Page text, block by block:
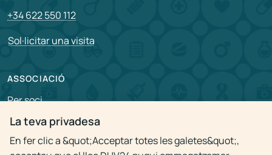
La teva privadesa
En fer clic a &quot;Acceptar totes les galetes&quot;,
+34 622 550 112
Sol·licitar una visita
ASSOCIACIÓ
Per soci
Vacants